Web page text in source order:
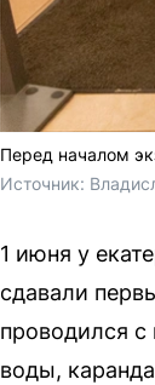
Перед началом
Источник:
1 июня у
сдавали
проводился
воды,